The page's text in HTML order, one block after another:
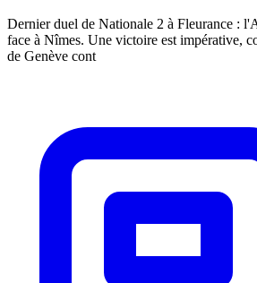
Dernier duel de Nationale 2 à Fleurance :
face à Nîmes. Une victoire est impérative,
de Genève cont